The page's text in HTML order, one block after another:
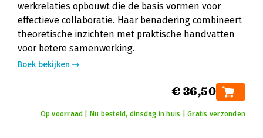
werkrelaties opbouwt die de basis vormen voor
effectieve collaboratie. Haar benadering combineert
theoretische inzichten met praktische handvatten
voor betere samenwerking.
Boek bekijken
€ 36,50
Op voorraad | Nu besteld, dinsdag in huis | Gratis verzonden